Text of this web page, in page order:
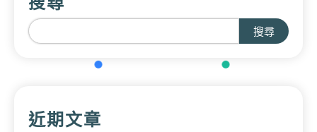
搜尋
近期文章